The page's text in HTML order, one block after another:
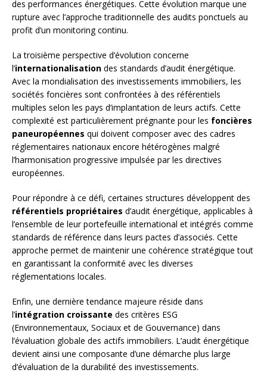
des performances énergétiques. Cette évolution marque une
rupture avec l’approche traditionnelle des audits ponctuels au
profit d’un monitoring continu.
La troisième perspective d’évolution concerne
l’internationalisation des standards d’audit énergétique.
Avec la mondialisation des investissements immobiliers, les
sociétés foncières sont confrontées à des référentiels
multiples selon les pays d’implantation de leurs actifs. Cette
complexité est particulièrement prégnante pour les foncières
paneuropéennes qui doivent composer avec des cadres
réglementaires nationaux encore hétérogènes malgré
l’harmonisation progressive impulsée par les directives
européennes.
Pour répondre à ce défi, certaines structures développent des
référentiels propriétaires d’audit énergétique, applicables à
l’ensemble de leur portefeuille international et intégrés comme
standards de référence dans leurs pactes d’associés. Cette
approche permet de maintenir une cohérence stratégique tout
en garantissant la conformité avec les diverses
réglementations locales.
Enfin, une dernière tendance majeure réside dans
l’intégration croissante des critères ESG
(Environnementaux, Sociaux et de Gouvernance) dans
l’évaluation globale des actifs immobiliers. L’audit énergétique
devient ainsi une composante d’une démarche plus large
d’évaluation de la durabilité des investissements.